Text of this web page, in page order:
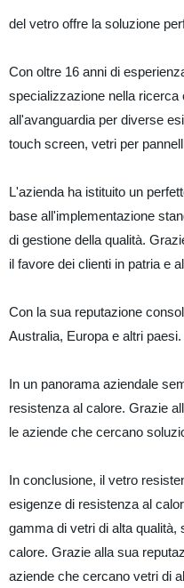
del vetro offre la soluzione
Con oltre 16 anni di
specializzazione nella ricerca
all'avanguardia per diverse
touch screen, vetri per
L'azienda ha istituito un
base all'implementazione
di gestione della qualità.
il favore dei clienti in patria e
Con la sua reputazione
Australia, Europa e altri
In un panorama aziendale
resistenza al calore. Grazie
le aziende che cercano
In conclusione, il vetro
esigenze di resistenza al
gamma di vetri di alta qualità,
calore. Grazie alla sua
aziende che cercano vetri di